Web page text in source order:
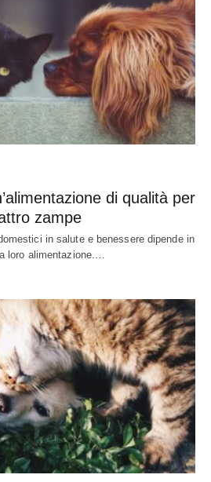
di qualità per
zampe
in salute e benessere dipende in
loro alimentazione.…